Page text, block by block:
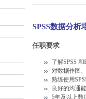
SPSS数据分析
任职要求
了解SPSS
对数据作图
熟练使用
良好的沟通
5年及以上数